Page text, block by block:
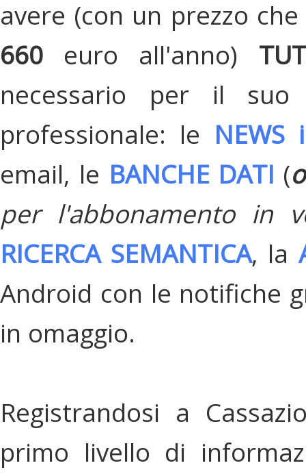
avere (con un prezzo
660 euro all'anno)
necessario per il suo
professionale: le
email, le BANCHE DATI (
per l'abbonamento in
RICERCA SEMANTICA, la
Android con le notifiche
in omaggio.
Registrandosi a
primo livello di